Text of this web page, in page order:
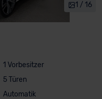
1 / 16
1 Vorbesitzer
5 Türen
Automatik